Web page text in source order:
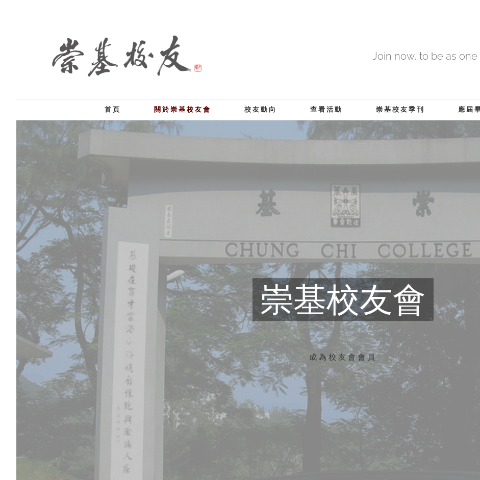
Join now, to be as one
首頁 關於崇基校友會 校友動向 查看活動 崇基校友季刊 應屆
崇基校友會
成為校友會會員